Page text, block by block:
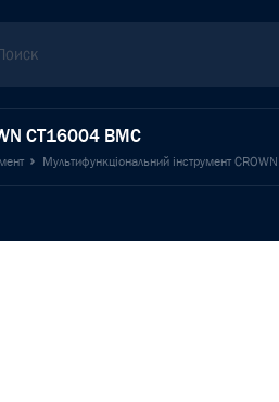
CT16004 BMC
Мультифункціональний інструмент